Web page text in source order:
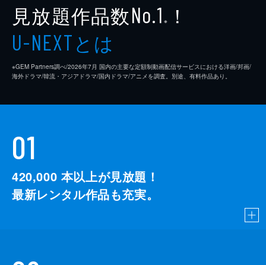
見放題作品数No.1 ※ ！
U-NEXTとは
※GEM Partners調べ/2026年7⽉ 国内の主要な定額制動画配信サービスにおける洋画/邦画/
海外ドラマ/韓流・アジアドラマ/国内ドラマ/アニメを調査。別途、有料作品あり。
01
420,000 本以上が見放題！
最新レンタル作品も充実。